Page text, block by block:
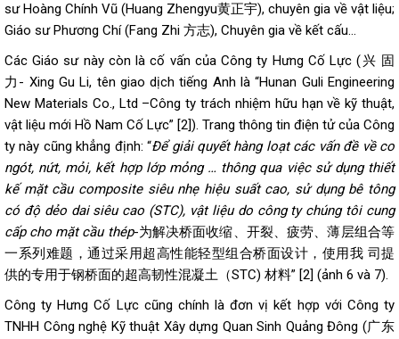
sư Hoàng Chính Vũ (Huang Zhengyu黄正宇), chuyên gia về vật liệu;
Giáo sư Phương Chí (Fang Zhi 方志), Chuyên gia về kết cấu…
Các Giáo sư này còn là cố vấn của Công ty Hưng Cố Lực (兴 固
力- Xing Gu Li, tên giao dịch tiếng Anh là “Hunan Guli Engineering
New Materials Co., Ltd –Công ty trách nhiệm hữu hạn về kỹ thuật,
vật liệu mới Hồ Nam Cố Lực” [2]). Trang thông tin điện tử của Công
ty này cũng khẳng định: “Để giải quyết hàng loạt các vấn đề về co
ngót, nứt, mỏi, kết hợp lớp mỏng … thông qua việc sử dụng thiết
kế mặt cầu composite siêu nhẹ hiệu suất cao, sử dụng bê tông
có độ dẻo dai siêu cao (STC), vật liệu do công ty chúng tôi cung
cấp cho mặt cầu thép-为解决桥面收缩、开裂、疲劳、薄层组合等
一系列难题，通过采用超高性能轻型组合桥面设计，使用我 司提
供的专用于钢桥面的超高韧性混凝土（STC) 材料” [2] (ảnh 6 và 7).
Công ty Hưng Cố Lực cũng chính là đơn vị kết hợp với Công ty
TNHH Công nghệ Kỹ thuật Xây dựng Quan Sinh Quảng Đông (广东